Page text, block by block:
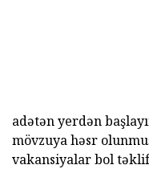
adətən yerdən
mövzuya həsr
vakansiyalar bol